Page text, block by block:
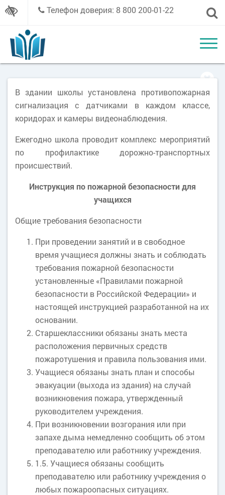
Телефон доверия: 8 800 200-01-22
В здании школы установлена противопожарная
сигнализация с датчиками в каждом классе,
коридорах и камеры видеонаблюдения.
Ежегодно школа проводит комплекс мероприятий
по профилактике дорожно-транспортных
происшествий.
Инструкция по пожарной безопасности для
учащихся
Общие требования безопасности
При проведении занятий и в свободное
время учащиеся должны знать и соблюдать
требования пожарной безопасности
установленные «Правилами пожарной
безопасности в Российской Федерации» и
настоящей инструкцией разработанной на их
основании.
Старшеклассники обязаны знать места
расположения первичных средств
пожаротушения и правила пользования ими.
Учащиеся обязаны знать план и способы
эвакуации (выхода из здания) на случай
возникновения пожара, утвержденный
руководителем учреждения.
При возникновении возгорания или при
запахе дыма немедленно сообщить об этом
преподавателю или работнику учреждения.
1.5. Учащиеся обязаны сообщить
преподавателю или работнику учреждения о
любых пожароопасных ситуациях.